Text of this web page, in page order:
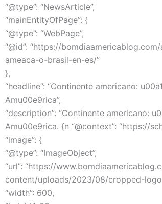
“@type”: “NewsArticle”,
“mainEntityOfPage”: {
“@type”: “WebPage”,
“@id”: “https://
ameaca-o-brasil-en-es/”
},
“headline”: “Continente americano:
Amu00e9rica”,
“description”: “Continente americano:
Amu00e9rica. {n “@context”: “https://
“image”: {
“@type”: “ImageObject”,
“url”: “https://
content/uploads/2023/08/cropped-
“width”: 600,